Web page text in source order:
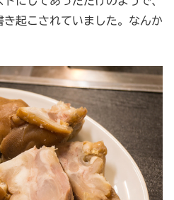
起こされていました。なんか